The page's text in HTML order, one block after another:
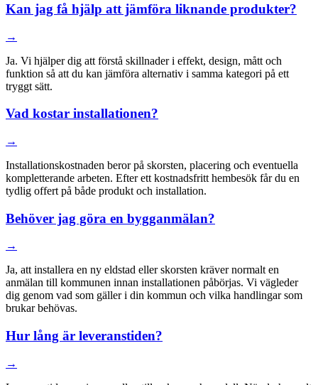
Kan jag få hjälp att jämföra liknande produkter?
→
Ja. Vi hjälper dig att förstå skillnader i effekt, design, mått och
funktion så att du kan jämföra alternativ i samma kategori på ett
tryggt sätt.
Vad kostar installationen?
→
Installationskostnaden beror på skorsten, placering och eventuella
kompletterande arbeten. Efter ett kostnadsfritt hembesök får du en
tydlig offert på både produkt och installation.
Behöver jag göra en bygganmälan?
→
Ja, att installera en ny eldstad eller skorsten kräver normalt en
anmälan till kommunen innan installationen påbörjas. Vi vägleder
dig genom vad som gäller i din kommun och vilka handlingar som
brukar behövas.
Hur lång är leveranstiden?
→